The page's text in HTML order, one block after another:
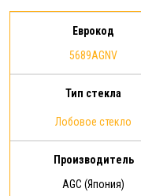
Еврокод
5689AGNV
Тип стекла
Лобовое стекло
Производитель
AGC (Япония)